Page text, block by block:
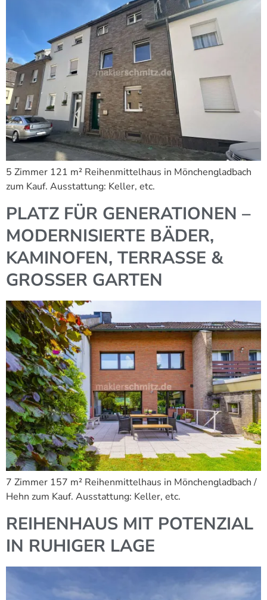
5 Zimmer 121 m² Reihenmittelhaus in Mönchengladbach
zum Kauf. Ausstattung: Keller, etc.
PLATZ FÜR GENERATIONEN –
MODERNISIERTE BÄDER,
KAMINOFEN, TERRASSE &
GROSSER GARTEN
7 Zimmer 157 m² Reihenmittelhaus in Mönchengladbach /
Hehn zum Kauf. Ausstattung: Keller, etc.
REIHENHAUS MIT POTENZIAL
IN RUHIGER LAGE